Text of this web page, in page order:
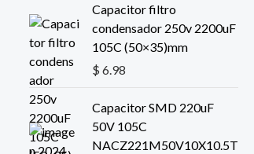
8
.
Capacitor filtro
condensador 250v 2200uF
105C (50×35)mm
$ 6.98
Capacitor SMD 220uF
50V 105C
NACZ221M50V10X10.5T